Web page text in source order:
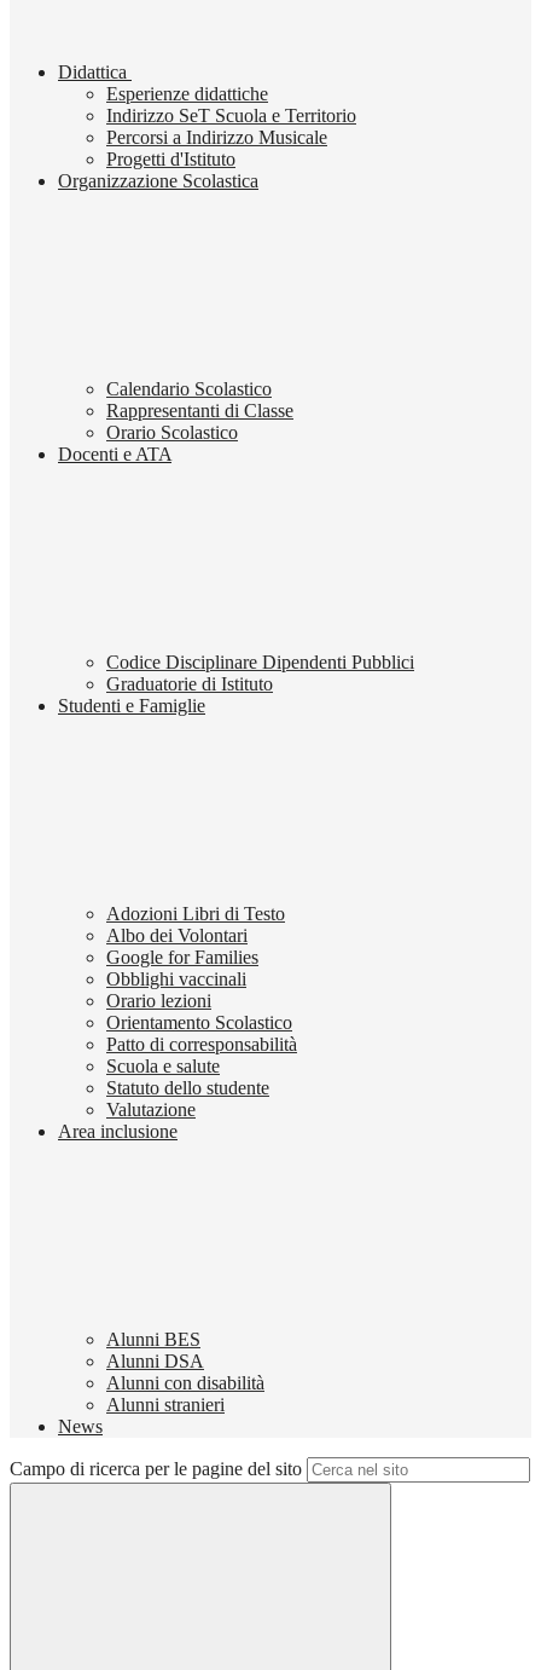
Didattica
Esperienze didattiche
Indirizzo SeT Scuola e Territorio
Percorsi a Indirizzo Musicale
Progetti d'Istituto
Organizzazione Scolastica
Calendario Scolastico
Rappresentanti di Classe
Orario Scolastico
Docenti e ATA
Codice Disciplinare Dipendenti Pubblici
Graduatorie di Istituto
Studenti e Famiglie
Adozioni Libri di Testo
Albo dei Volontari
Google for Families
Obblighi vaccinali
Orario lezioni
Orientamento Scolastico
Patto di corresponsabilità
Scuola e salute
Statuto dello studente
Valutazione
Area inclusione
Alunni BES
Alunni DSA
Alunni con disabilità
Alunni stranieri
News
Campo di ricerca per le pagine del sito